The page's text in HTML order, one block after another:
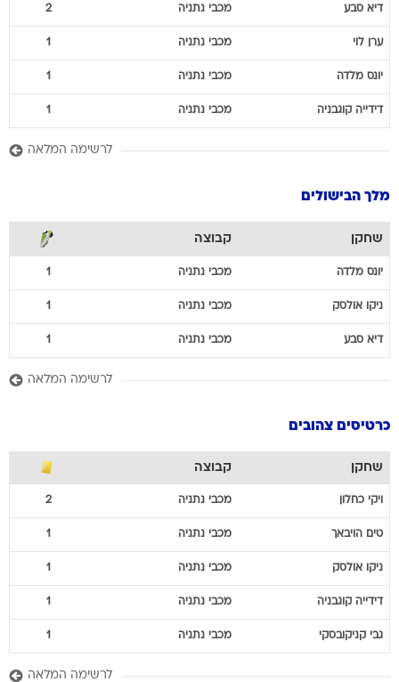
דיא סבע מכבי נתניה 2
ערן לוי מכבי נתניה 1
יונס מלדה מכבי נתניה 1
דידייה קוגבניה מכבי נתניה 1
לרשימה המלאה
מלך הבישולים
שחקן קבוצה
יונס מלדה מכבי נתניה 1
ניקו אולסק מכבי נתניה 1
דיא סבע מכבי נתניה 1
לרשימה המלאה
כרטיסים צהובים
שחקן קבוצה
ויקי כחלון מכבי נתניה 2
טים הויבאך מכבי נתניה 1
ניקו אולסק מכבי נתניה 1
דידייה קוגבניה מכבי נתניה 1
גבי קניקובסקי מכבי נתניה 1
לרשימה המלאה